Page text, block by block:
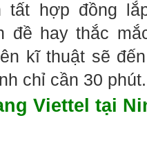
tất hợp đồng
đề hay thắc
kĩ thuật sẽ
chỉ cần 30 phút.
Viettel tại